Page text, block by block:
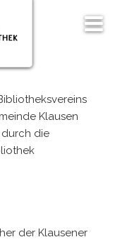
Men
Klausen
die
der Klausener